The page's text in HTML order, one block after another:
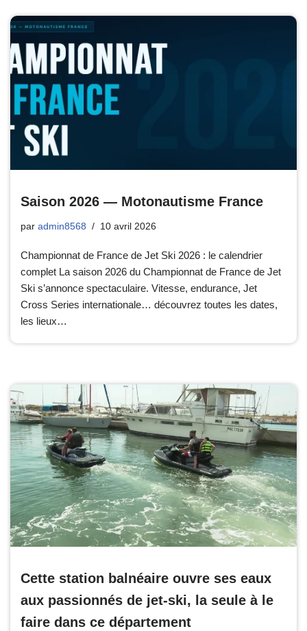
Saison 2026 — Motonautisme France
par admin8568 10 avril 2026
Championnat de France de Jet Ski 2026 : le calendrier
complet La saison 2026 du Championnat de France de Jet
Ski s’annonce spectaculaire. Vitesse, endurance, Jet
Cross Series internationale… découvrez toutes les dates,
les lieux…
Cette station balnéaire ouvre ses eaux
aux passionnés de jet-ski, la seule à le
faire dans ce département